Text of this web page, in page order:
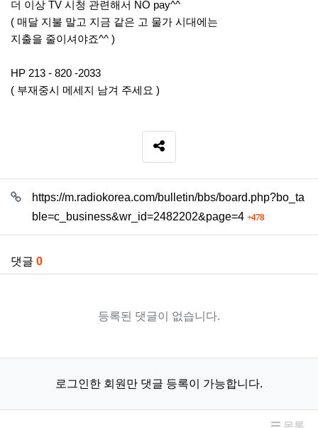
더 이상 TV 시청 관련해서 NO pay^^
( 매달 지불 말고 지금 같은 고 물가 시대에는
지출을 줄이셔야죠^^ )
HP 213 - 820 -2033
( 부재중시 메세지 남겨 주세요 )
SNS 공유
관련자료https://m.radiokorea.com/bulletin/bbs/board.php?bo_ta
ble=c_business&wr_id=2482202&page=4
478회 연결
댓글 0
등록된 댓글이 없습니다.
로그인한 회원만 댓글 등록이 가능합니다.
목록